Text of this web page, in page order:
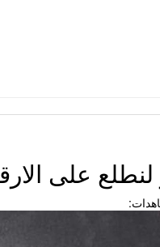
لنطلع على